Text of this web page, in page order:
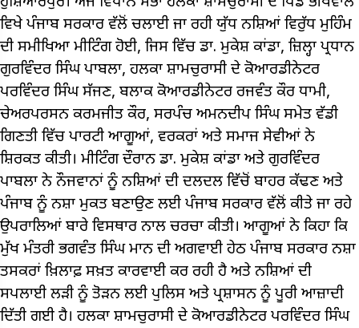
ਵਿਖੇ ਪੰਜਾਬ ਸਰਕਾਰ ਵੱਲੋਂ ਚਲਾਈ ਜਾ ਰਹੀ ਯੁੱਧ ਨਸ਼ਿਆਂ ਵਿਰੁੱਧ ਮੁਹਿੰਮ
ਦੀ ਸਮੀਖਿਆ ਮੀਟਿੰਗ ਹੋਈ, ਜਿਸ ਵਿੱਚ ਡਾ. ਮੁਕੇਸ਼ ਕਾਂਡਾ, ਜ਼ਿਲ੍ਹਾ ਪ੍ਰਧਾਨ
ਗੁਰਵਿੰਦਰ ਸਿੰਘ ਪਾਬਲਾ, ਹਲਕਾ ਸ਼ਾਮਚੁਰਾਸੀ ਦੇ ਕੋਆਰਡੀਨੇਟਰ
ਪਰਵਿੰਦਰ ਸਿੰਘ ਸੱਜਣ, ਬਲਾਕ ਕੋਆਰਡੀਨੇਟਰ ਰਜਵੰਤ ਕੌਰ ਧਾਮੀ,
ਚੇਅਰਪਰਸਨ ਕਰਮਜੀਤ ਕੌਰ, ਸਰਪੰਚ ਅਮਨਦੀਪ ਸਿੰਘ ਸਮੇਤ ਵੱਡੀ
ਗਿਣਤੀ ਵਿੱਚ ਪਾਰਟੀ ਆਗੂਆਂ, ਵਰਕਰਾਂ ਅਤੇ ਸਮਾਜ ਸੇਵੀਆਂ ਨੇ
ਸ਼ਿਰਕਤ ਕੀਤੀ। ਮੀਟਿੰਗ ਦੌਰਾਨ ਡਾ. ਮੁਕੇਸ਼ ਕਾਂਡਾ ਅਤੇ ਗੁਰਵਿੰਦਰ
ਪਾਬਲਾ ਨੇ ਨੌਜਵਾਨਾਂ ਨੂੰ ਨਸ਼ਿਆਂ ਦੀ ਦਲਦਲ ਵਿੱਚੋਂ ਬਾਹਰ ਕੱਢਣ ਅਤੇ
ਪੰਜਾਬ ਨੂੰ ਨਸ਼ਾ ਮੁਕਤ ਬਣਾਉਣ ਲਈ ਪੰਜਾਬ ਸਰਕਾਰ ਵੱਲੋਂ ਕੀਤੇ ਜਾ ਰਹੇ
ਉਪਰਾਲਿਆਂ ਬਾਰੇ ਵਿਸਥਾਰ ਨਾਲ ਚਰਚਾ ਕੀਤੀ। ਆਗੂਆਂ ਨੇ ਕਿਹਾ ਕਿ
ਮੁੱਖ ਮੰਤਰੀ ਭਗਵੰਤ ਸਿੰਘ ਮਾਨ ਦੀ ਅਗਵਾਈ ਹੇਠ ਪੰਜਾਬ ਸਰਕਾਰ ਨਸ਼ਾ
ਤਸਕਰਾਂ ਖ਼ਿਲਾਫ਼ ਸਖ਼ਤ ਕਾਰਵਾਈ ਕਰ ਰਹੀ ਹੈ ਅਤੇ ਨਸ਼ਿਆਂ ਦੀ
ਸਪਲਾਈ ਲੜੀ ਨੂੰ ਤੋੜਨ ਲਈ ਪੁਲਿਸ ਅਤੇ ਪ੍ਰਸ਼ਾਸਨ ਨੂੰ ਪੂਰੀ ਆਜ਼ਾਦੀ
ਦਿੱਤੀ ਗਈ ਹੈ। ਹਲਕਾ ਸ਼ਾਮਚੁਰਾਸੀ ਦੇ ਕੋਆਰਡੀਨੇਟਰ ਪਰਵਿੰਦਰ ਸਿੰਘ